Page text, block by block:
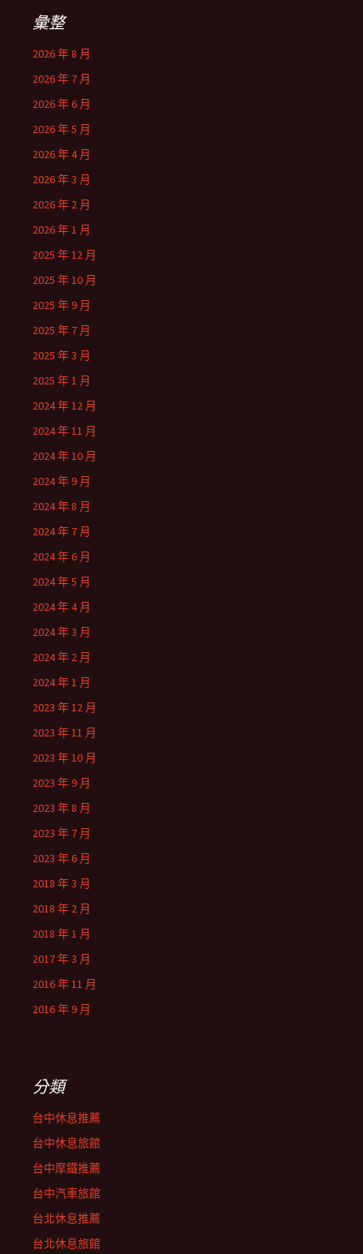
彙整
2026 年 8 月
2026 年 7 月
2026 年 6 月
2026 年 5 月
2026 年 4 月
2026 年 3 月
2026 年 2 月
2026 年 1 月
2025 年 12 月
2025 年 10 月
2025 年 9 月
2025 年 7 月
2025 年 3 月
2025 年 1 月
2024 年 12 月
2024 年 11 月
2024 年 10 月
2024 年 9 月
2024 年 8 月
2024 年 7 月
2024 年 6 月
2024 年 5 月
2024 年 4 月
2024 年 3 月
2024 年 2 月
2024 年 1 月
2023 年 12 月
2023 年 11 月
2023 年 10 月
2023 年 9 月
2023 年 8 月
2023 年 7 月
2023 年 6 月
2018 年 3 月
2018 年 2 月
2018 年 1 月
2017 年 3 月
2016 年 11 月
2016 年 9 月
分類
台中休息推薦
台中休息旅館
台中摩鐵推薦
台中汽車旅館
台北休息推薦
台北休息旅館